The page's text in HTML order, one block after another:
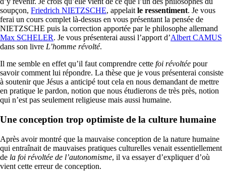
soupçon, Friedrich NIETZSCHE, appelaitle ressentiment. Je vous
ferai un cours complet là-dessus en vous présentant la pensée de
NIETZSCHE puis la correction apportée par le philosophe allemand
Max SCHELER. Je vous présenterai aussi l’apport d’Albert CAMUS
dans son livre L’homme révolté.
Il me semble en effet qu’il faut comprendre cette foi révoltée pour
savoir comment lui répondre. La thèse que je vous présenterai consiste
à soutenir que Jésus a anticipé tout cela en nous demandant de mettre
en pratique le pardon, notion que nous étudierons de très près, notion
qui n’est pas seulement religieuse mais aussi humaine.
Une conception trop optimiste de la culture humaine
Après avoir montré que la mauvaise conception de la nature humaine
qui entraînait de mauvaises pratiques culturelles venait essentiellement
de la foi révoltée de l’autonomisme, il va essayer d’expliquer d’où
vient cette erreur de conception.